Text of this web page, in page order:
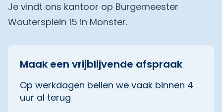
Je vindt ons kantoor op Burgemeester
Woutersplein 15 in Monster.
Maak een vrijblijvende afspraak
Op werkdagen bellen we vaak binnen 4
uur al terug